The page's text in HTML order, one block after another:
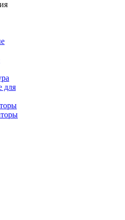
для